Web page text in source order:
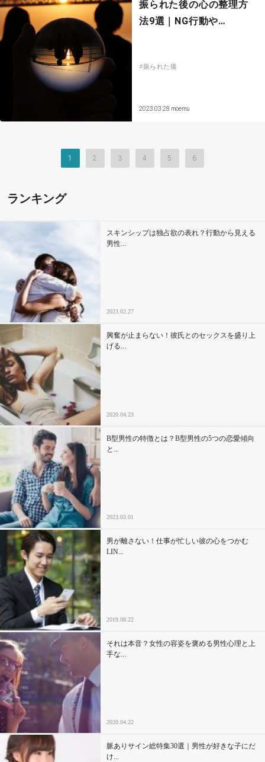
振られた後の心の整理方
法9選｜NG行動や…
#振られた後
2023.03.28 moemu
1 2 3 4 5 6
ランキング
スキンシップは独占欲の表れ？行動から見える
男性...
2023.02.27
興奮が止まらない！彼氏とのセックスを盛り上
げる...
2020.04.23
B型男性の特徴とは？B型男性の5つの恋愛傾向
と...
2023.03.01
男が離さない！仕事が忙しい彼の心をつかむ
LIN...
2019.08.22
それは本音？女性の容姿を褒める男性心理と上
手な...
2020.04.22
脈ありサイン総特集30選｜男性が好きな子にだ
け...